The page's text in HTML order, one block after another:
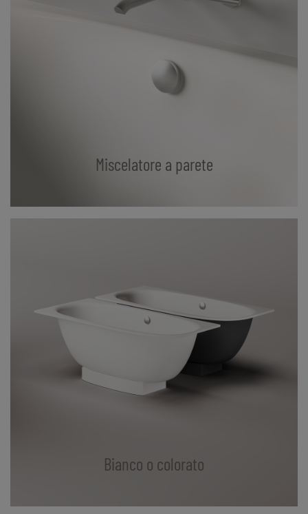
Miscelatore a parete
Bianco o colorato